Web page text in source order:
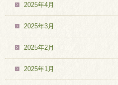
2025年4月
2025年3月
2025年2月
2025年1月